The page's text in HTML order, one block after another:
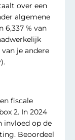
over een
algemene
% van
je andere
fiscale
2. In 2024
invloed op de
Beoordeel